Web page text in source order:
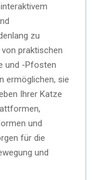
zu
praktischen
und -Pfosten
ermöglichen, sie
Ihrer Katze
und
für die
und